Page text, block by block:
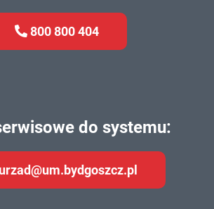
800 800 404
do systemu: